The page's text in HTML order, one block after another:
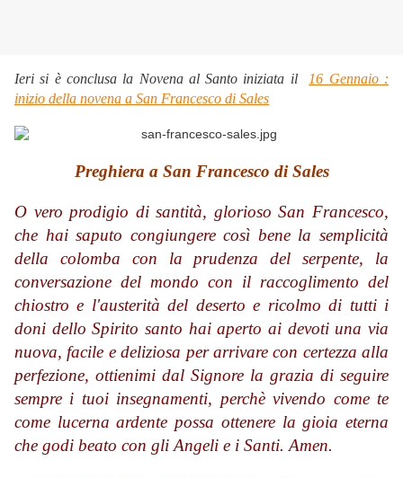
Ieri si è conclusa la Novena al Santo iniziata il 16 Gennaio :
inizio della novena a San Francesco di Sales
Preghiera a San Francesco di Sales
O vero prodigio di santità, glorioso San Francesco,
che hai saputo congiungere così bene la semplicità
della colomba con la prudenza del serpente, la
conversazione del mondo con il raccoglimento del
chiostro e l'austerità del deserto e ricolmo di tutti i
doni dello Spirito santo hai aperto ai devoti una via
nuova, facile e deliziosa per arrivare con certezza alla
perfezione, ottienimi dal Signore la grazia di seguire
sempre i tuoi insegnamenti, perchè vivendo come te
come lucerna ardente possa ottenere la gioia eterna
che godi beato con gli Angeli e i Santi. Amen.